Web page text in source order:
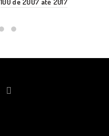
100 de 2007 até 2017